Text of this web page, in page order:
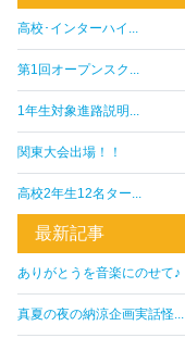
高校･インターハイ...
第1回オープンスク...
1年生対象進路説明...
関東大会出場！！
高校2年生12名ター...
最新記事
ありがとうを音楽にのせて♪
真夏の夜の納涼企画実話怪...